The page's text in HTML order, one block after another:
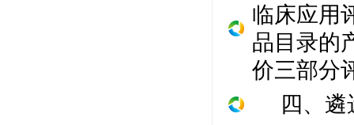
临床应用
品目录的
价三部分
四、